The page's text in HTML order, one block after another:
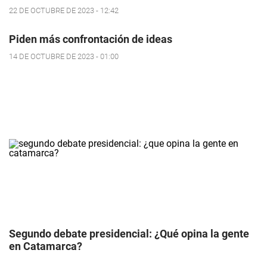
22 DE OCTUBRE DE 2023 - 12:42
Piden más confrontación de ideas
14 DE OCTUBRE DE 2023 - 01:00
Segundo debate presidencial: ¿Qué opina la gente
en Catamarca?